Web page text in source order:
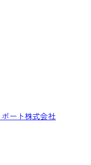
ポート株式会社